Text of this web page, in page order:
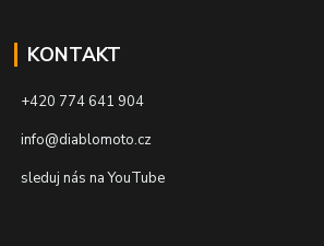
KONTAKT
+420 774 641 904
info@diablomoto.cz
sleduj nás na YouTube